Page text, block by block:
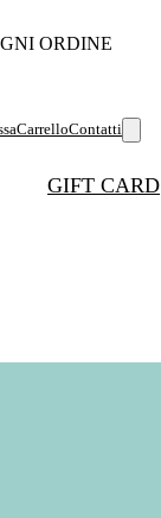
ORDINE
CarrelloContatti
GIFT CARD